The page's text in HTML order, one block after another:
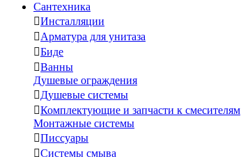
Сантехника
Инсталляции
Арматура для унитаза
Биде
Ванны
Душевые ограждения
Душевые системы
Комплектующие и запчасти к смесителям
Монтажные системы
Писсуары
Системы смыва